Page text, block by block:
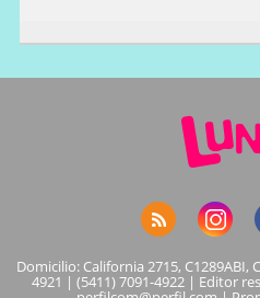
Domicilio: California 2715, C1289ABI,
4921 | (5411) 7091-4922 | Editor